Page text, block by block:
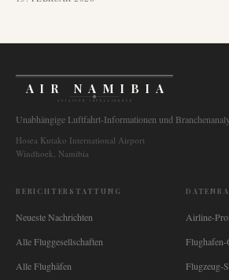
AIR NAMIBIA
AVIATION INTELLIGENCE
Unabhängige Luftfahrt-Informationen und
Hosea Kutako International Airport
Windhoek, Namibia
BERICHTERSTATTUNG
Neueste Nachrichten
Alle Fluggesellschaften
Alle Flughäfen
Airline-
Flughafen-
Flugzeug-